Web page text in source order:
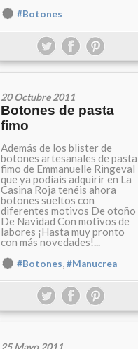
#Botones
20 Octubre 2011
Botones de pasta
fimo
Además de los blister de
botones artesanales de pasta
fimo de Emmanuelle Ringeval
que ya podíais adquirir en La
Casina Roja tenéis ahora
botones sueltos con
diferentes motivos De otoño
De Navidad Con motivos de
labores ¡Hasta muy pronto
con más novedades!...
#Botones,#Manucrea